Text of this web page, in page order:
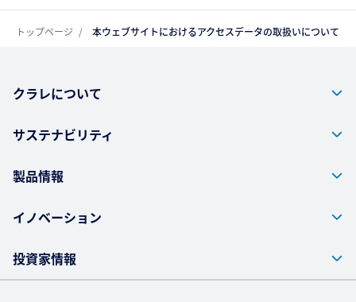
トップページ 本ウェブサイトにおけるアクセスデータの取扱いについて
クラレについて
サステナビリティ
製品情報
イノベーション
投資家情報